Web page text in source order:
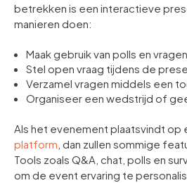
betrekken is een interactieve
manieren doen:
Maak gebruik van polls en vragen.
Stel open vraag tijdens de
Verzamel vragen middels een
Organiseer een wedstrijd of
Als het evenement plaatsvindt op
platform , dan zullen sommige
Tools zoals Q&A, chat, polls en
om de event ervaring te